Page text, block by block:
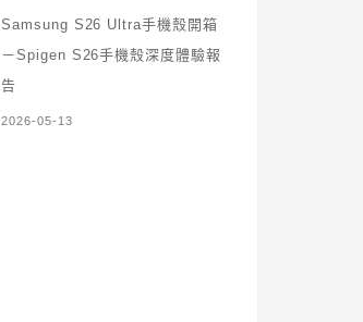
Samsung S26 Ultra手機殼開箱
－Spigen S26手機殼深度體驗報
告
2026-05-13